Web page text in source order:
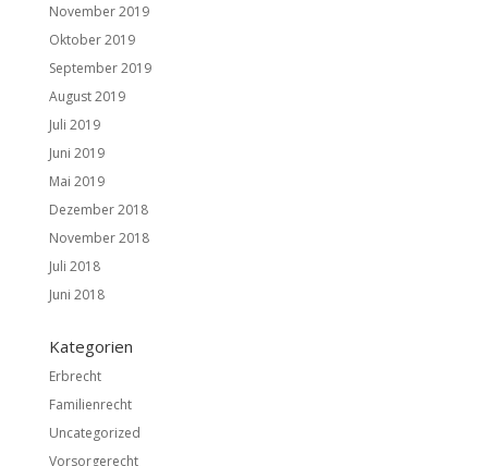
November 2019
Oktober 2019
September 2019
August 2019
Juli 2019
Juni 2019
Mai 2019
Dezember 2018
November 2018
Juli 2018
Juni 2018
Kategorien
Erbrecht
Familienrecht
Uncategorized
Vorsorgerecht